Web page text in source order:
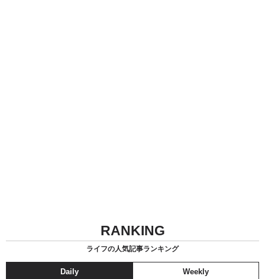
RANKING
ライフの人気記事ランキング
Daily Weekly